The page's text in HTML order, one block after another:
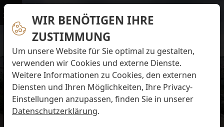
WIR BENÖTIGEN IHRE
ZUSTIMMUNG
Um unsere Website für Sie optimal zu gestalten,
verwenden wir Cookies und externe Dienste.
Weitere Informationen zu Cookies, den externen
Diensten und Ihren Möglichkeiten, Ihre Privacy-
Einstellungen anzupassen, finden Sie in unserer
Datenschutzerklärung.
Menü
Navigation überspringen
Preise & Infos
Öffnungs- und Fütterungszeiten
Eintrittspreise
Aktuelles
Alle Meldungen
Eisbären-Nachwuchs Anna & Elsa
Eisbären-Nachwuchs Lale & Lili
FAQ zum Tod des Schimpansen-Jungtiers
Newsletter
Bildungsletter
Barrierefreier Zoo